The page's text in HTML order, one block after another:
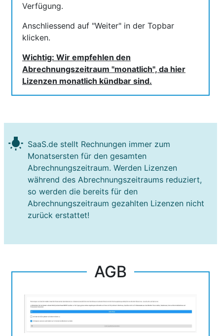
Verfügung.
Anschliessend auf "Weiter" in der Topbar
klicken.
Wichtig: Wir empfehlen den
Abrechnungszeitraum "monatlich", da hier
Lizenzen monatlich kündbar sind.
wb_incandescent SaaS.de stellt Rechnungen immer zum
Monatsersten für den gesamten
Abrechnungszeitraum. Werden Lizenzen
während des Abrechnungszeitraums reduziert,
so werden die bereits für den
Abrechnungszeitraum gezahlten Lizenzen nicht
zurück erstattet!
AGB